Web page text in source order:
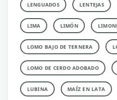
LENGUADOS LENTEJAS
LIMA LIMÓN
LOMO BAJO DE TERNERA
LOMO DE CERDO ADOBADO
LUBINA MAÍZ EN LATA